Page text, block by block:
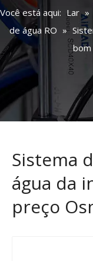
Você está aqui: Lar »
de água RO »
Sistema
água da
preço